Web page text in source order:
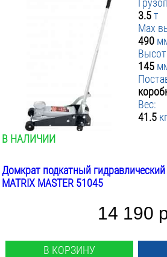
3.5т
Max
490
145
Вес:
41.5
В НАЛИЧИИ
Домкрат подкатный гидравлический
MATRIX MASTER 51045
14 190
В КОРЗИНУ